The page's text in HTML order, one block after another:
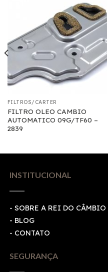
FILTROS/CARTER
FILTRO OLEO CAMBIO
AUTOMATICO 09G/TF60 –
2839
INSTITUCIONAL
- SOBRE A REI DO CÂMBIO
- BLOG
- CONTATO
SEGURANÇA